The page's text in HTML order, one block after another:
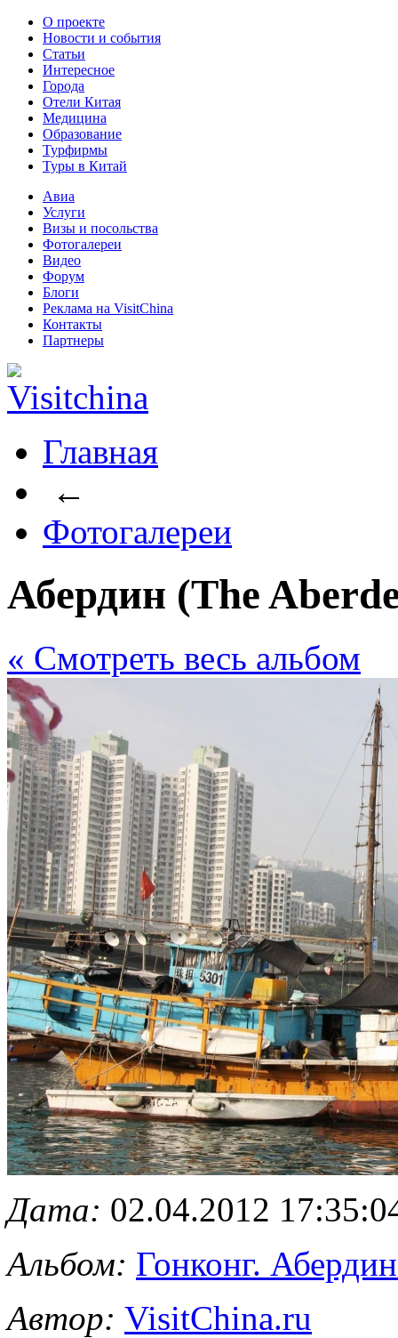
О проекте
Новости и события
Статьи
Интересное
Города
Отели Китая
Медицина
Образование
Турфирмы
Туры в Китай
Авиа
Услуги
Визы и посольства
Фотогалереи
Видео
Форум
Блоги
Реклама на VisitChina
Контакты
Партнеры
Главная
←
Фотогалереи
Абердин (The
« Cмотреть весь альбом
Дата: 02.04.2012
Альбом: Гонконг.
Автор: VisitChina.ru